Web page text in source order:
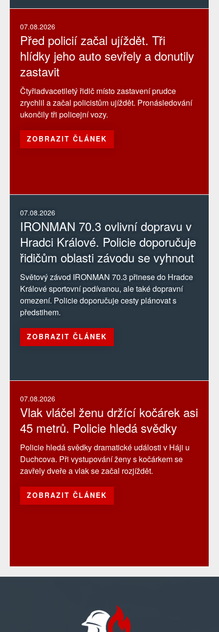
07.08.2026
IRONMAN 70.3 ovlivní dopravu v
Hradci Králové. Policie doporučuje
řidičům oblasti závodu se vyhnout
Světový závod IRONMAN 70.3 přinese do Hradce
Králové sportovní podívanou, ale také dopravní
omezení. Policie doporučuje cesty plánovat s
předstihem.
ZOBRAZIT ČLÁNEK
07.08.2026
Vlak vláčel ženu držící kočárek asi
45 metrů. Policie hledá svědky
Policie hledá svědky dramatické události v Háji u
Duchcova. Při vystupování ženy s kočárkem se
zavřely dveře a vlak se začal rozjíždět.
ZOBRAZIT ČLÁNEK
07.08.2026
Před policií začal ujíždět. Tři
hlídky jeho auto sevřely a donutily
zastavit
Čtyřiadvacetiletý řidič místo zastavení prudce
zrychlil a začal policistům ujíždět. Pronásledování
ukončily tři policejní vozy.
ZOBRAZIT ČLÁNEK